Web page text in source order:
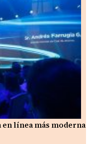
en línea más moderna